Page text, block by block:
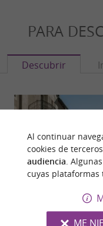
PARA
Descubrir
Al continuar
cookies de
audiencia .
cuyas plataformas
ME